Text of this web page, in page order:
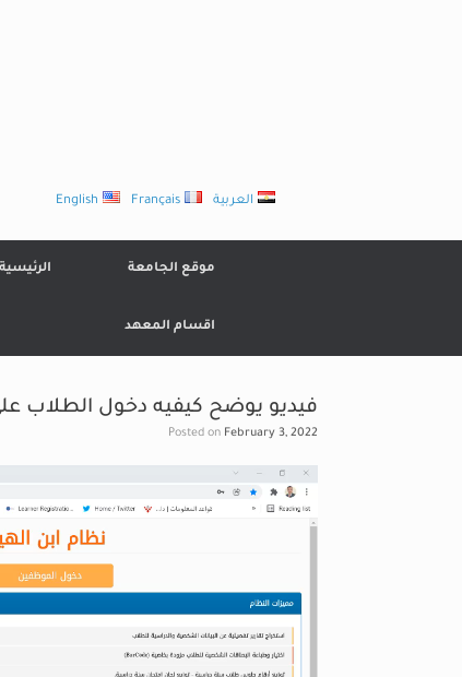
English Français العربية
موقع الجامعة الرئيسية
اقسام المعهد
فيديو يوضح كيفيه دخول الطلاب
Posted on February 3, 2022
Video
Player